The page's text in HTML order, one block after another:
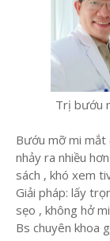
Trị bướu
Bướu mỡ mi mắt
nhảy ra nhiều
sách , khó xem
Giải pháp: lấy
sẹo , không hở mi
Bs chuyên khoa